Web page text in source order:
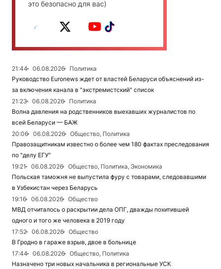
это безопасно для вас)
21:44 06.08.2026
Политика
Руководство Euronews ждет от властей Беларуси объяснений из-
за включения канала в "экстремистский" список
21:23
06.08.2026
Политика
Волна давления на родственников выехавших журналистов по
всей Беларуси — БАЖ
20:06
06.08.2026
Общество, Политика
Правозащитникам известно о более чем 180 фактах преследования
по "делу ЕГУ"
19:21
06.08.2026
Общество, Политика, Экономика
Польская таможня не выпустила фуру с товарами, следовавшими
в Узбекистан через Беларусь
19:16
06.08.2026
Общество
МВД отчиталось о раскрытии дела ОПГ, дважды похитившей
одного и того же человека в 2019 году
17:52
06.08.2026
Общество
В Гродно в гараже взрыв, двое в больнице
17:44
06.08.2026
Общество, Политика
Назначено три новых начальника в региональные УСК